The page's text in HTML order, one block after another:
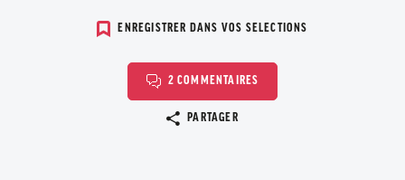
ENREGISTRER DANS VOS SELECTIONS
2 COMMENTAIRES
PARTAGER